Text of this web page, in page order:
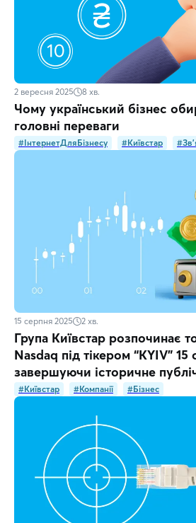
2 вересня 2025 8 хв.
Чому український бізнес
головні переваги
#ІнтернетДляБізнесу #Київстар
15 серпня 2025 2 хв.
Група Київстар розпочинає
Nasdaq під тікером “KYIV” 15
завершуючи історичне
#Київстар #Компанії #Бізнес